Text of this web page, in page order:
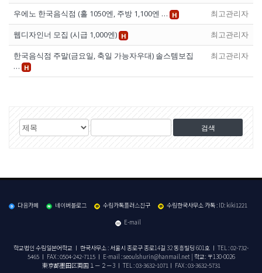
우에노 한국음식점 (홀 1050엔, 주방 1,100엔 … H
최고관리자
웹디자인너 모집 (시급 1,000엔) H
최고관리자
한국음식점 주말(금요일, 축일 가능자우대) 솔스템보집
… H
최고관리자
게
시
색
검
색
색
다음카페 네이버블로그 수림카톡플러스친구
수림한국사무소 카톡 : ID: kiki1221
E-mail
학교법인 수림일본어학교 ㅣ 한국사무소 : 서울시 종로구 종로14길 32 동흥빌딩 601호 ㅣ TEL : 02-732-
5465 ㅣ FAX : 0504-242-7115 ㅣ E-mail : seoulshurin@hanmail.net | 학교: 〒130-0026
東京都墨田区両国１－２－3 ㅣ TEL : 03-3632-1071ㅣ FAX : 03-3632-5731